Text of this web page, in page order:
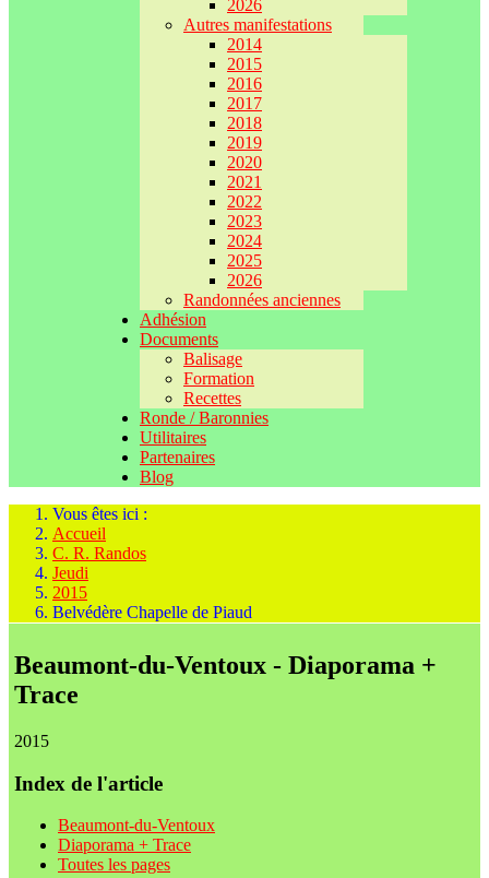
2026
Autres manifestations
2014
2015
2016
2017
2018
2019
2020
2021
2022
2023
2024
2025
2026
Randonnées anciennes
Adhésion
Documents
Balisage
Formation
Recettes
Ronde / Baronnies
Utilitaires
Partenaires
Blog
Vous êtes ici :
Accueil
C. R. Randos
Jeudi
2015
Belvédère Chapelle de Piaud
Beaumont-du-Ventoux - Diaporama +
Trace
2015
Index de l'article
Beaumont-du-Ventoux
Diaporama + Trace
Toutes les pages